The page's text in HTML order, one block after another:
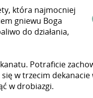
która najmocniej
gniewu Boga
do działania,
Potraficie
w trzecim dekanacie
w drobiazgi.